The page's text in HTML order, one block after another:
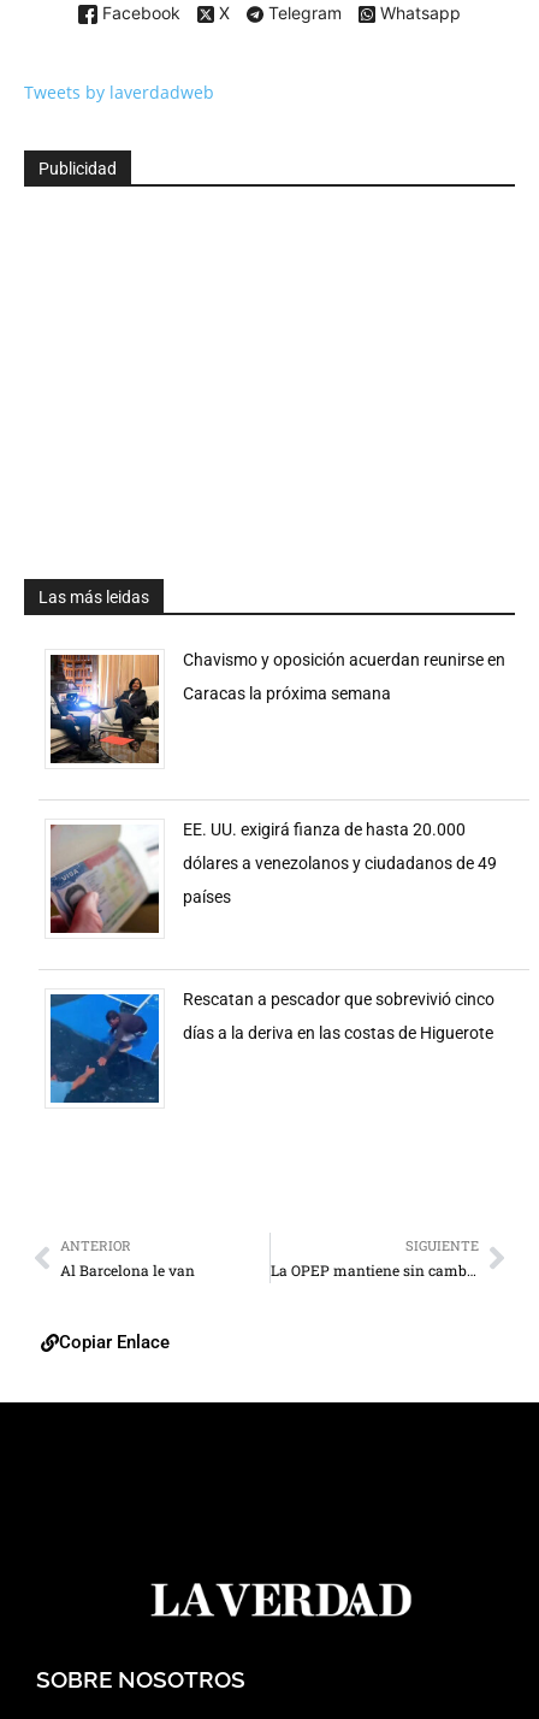
Facebook X Telegram Whatsapp
Tweets by laverdadweb
Publicidad
Las más leidas
Chavismo y oposición acuerdan reunirse en
Caracas la próxima semana
EE. UU. exigirá fianza de hasta 20.000
dólares a venezolanos y ciudadanos de 49
países
Rescatan a pescador que sobrevivió cinco
días a la deriva en las costas de Higuerote
ANTERIOR
Al Barcelona le van
SIGUIENTE
La OPEP mantiene sin cambios el nivel de su producción de crudo
Copiar Enlace
SOBRE NOSOTROS